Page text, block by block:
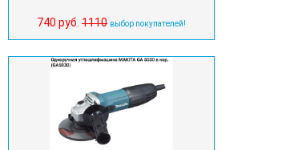
740 руб. 1110 выбор покупателей!